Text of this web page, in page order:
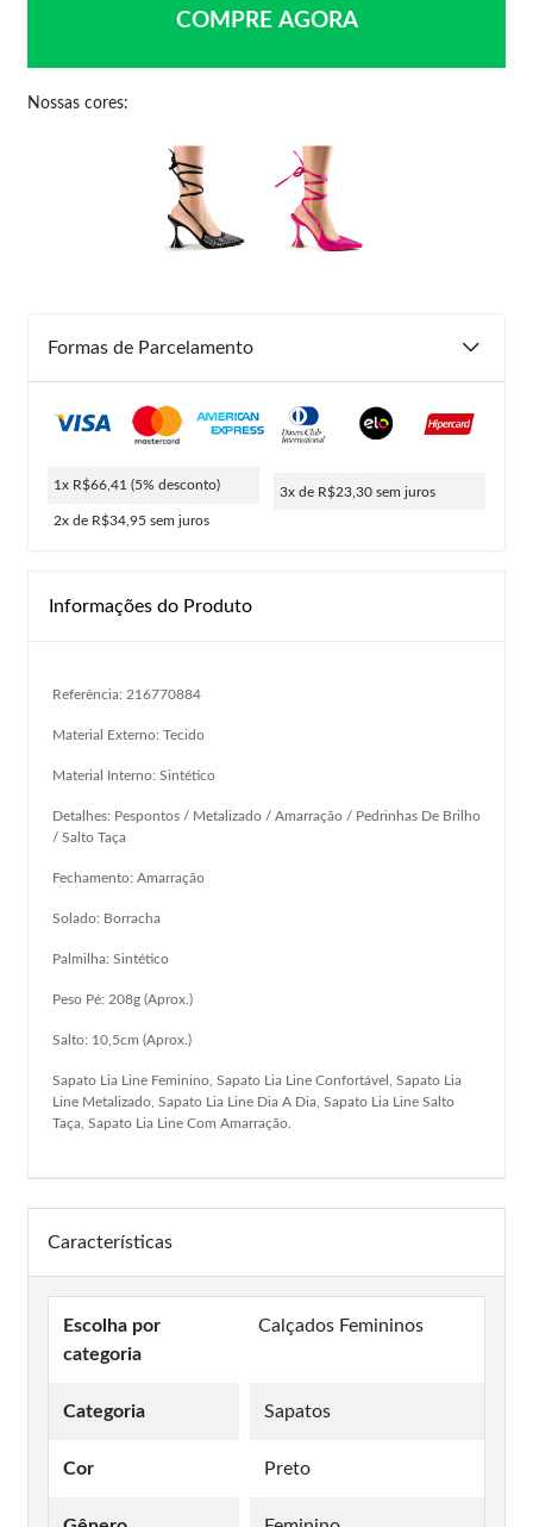
COMPRE AGORA
Nossas cores:
Formas de Parcelamento
1x R$66,41 (5% desconto)
2x de R$34,95 sem juros
3x de R$23,30 sem juros
Informações do Produto
Referência: 216770884
Material Externo: Tecido
Material Interno: Sintético
Detalhes: Pespontos / Metalizado / Amarração / Pedrinhas De Brilho
/ Salto Taça
Fechamento: Amarração
Solado: Borracha
Palmilha: Sintético
Peso Pé: 208g (Aprox.)
Salto: 10,5cm (Aprox.)
Sapato Lia Line Feminino, Sapato Lia Line Confortável, Sapato Lia
Line Metalizado, Sapato Lia Line Dia A Dia, Sapato Lia Line Salto
Taça, Sapato Lia Line Com Amarração.
Características
Escolha por
categoria
Calçados Femininos
Categoria Sapatos
Cor Preto